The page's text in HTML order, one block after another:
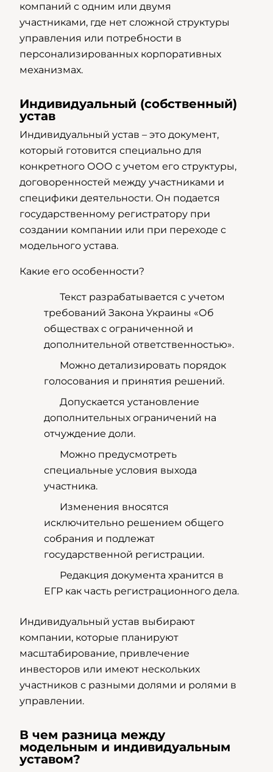
компаний с одним или двумя
участниками, где нет сложной структуры
управления или потребности в
персонализированных корпоративных
механизмах.
Индивидуальный (собственный)
устав
Индивидуальный устав – это документ,
который готовится специально для
конкретного ООО с учетом его структуры,
договоренностей между участниками и
специфики деятельности. Он подается
государственному регистратору при
создании компании или при переходе с
модельного устава.
Какие его особенности?
Текст разрабатывается с учетом
требований Закона Украины «Об
обществах с ограниченной и
дополнительной ответственностью».
Можно детализировать порядок
голосования и принятия решений.
Допускается установление
дополнительных ограничений на
отчуждение доли.
Можно предусмотреть
специальные условия выхода
участника.
Изменения вносятся
исключительно решением общего
собрания и подлежат
государственной регистрации.
Редакция документа хранится в
ЕГР как часть регистрационного дела.
Индивидуальный устав выбирают
компании, которые планируют
масштабирование, привлечение
инвесторов или имеют нескольких
участников с разными долями и ролями в
управлении.
В чем разница между
модельным и индивидуальным
уставом?